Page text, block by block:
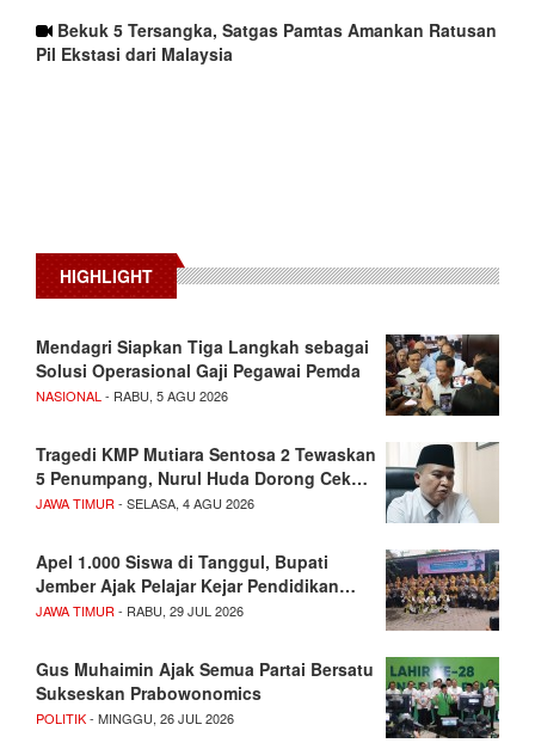
Bekuk 5 Tersangka, Satgas Pamtas Amankan Ratusan
Pil Ekstasi dari Malaysia
HIGHLIGHT
Mendagri Siapkan Tiga Langkah sebagai
Solusi Operasional Gaji Pegawai Pemda
NASIONAL - RABU, 5 AGU 2026
Tragedi KMP Mutiara Sentosa 2 Tewaskan
5 Penumpang, Nurul Huda Dorong Cek…
JAWA TIMUR - SELASA, 4 AGU 2026
Apel 1.000 Siswa di Tanggul, Bupati
Jember Ajak Pelajar Kejar Pendidikan…
JAWA TIMUR - RABU, 29 JUL 2026
Gus Muhaimin Ajak Semua Partai Bersatu
Sukseskan Prabowonomics
POLITIK- MINGGU, 26 JUL 2026